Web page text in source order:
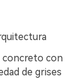
concreto con
de grises